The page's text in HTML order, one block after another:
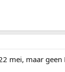
mei, maar